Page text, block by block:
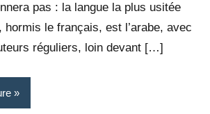
pas : la langue la plus usitée
hormis le français, est l’arabe, avec
réguliers, loin devant […]